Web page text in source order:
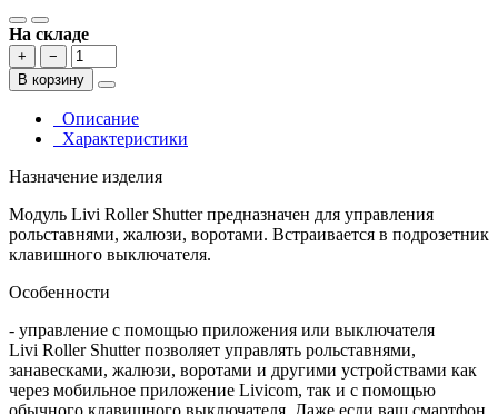
На складе
+
−
В корзину
Описание
Характеристики
Назначение изделия
Модуль Livi Roller Shutter предназначен для управления
рольставнями, жалюзи, воротами. Встраивается в подрозетник
клавишного выключателя.
Особенности
- управление с помощью приложения или выключателя
Livi Roller Shutter позволяет управлять рольставнями,
занавесками, жалюзи, воротами и другими устройствами как
через мобильное приложение Livicom, так и с помощью
обычного клавишного выключателя. Даже если ваш смартфон